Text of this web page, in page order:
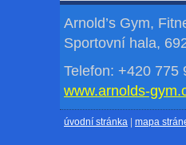
Arnold’s Gym,
Sportovní hala,
Telefon: +420
www.arnolds-
úvodní stránka | mapa